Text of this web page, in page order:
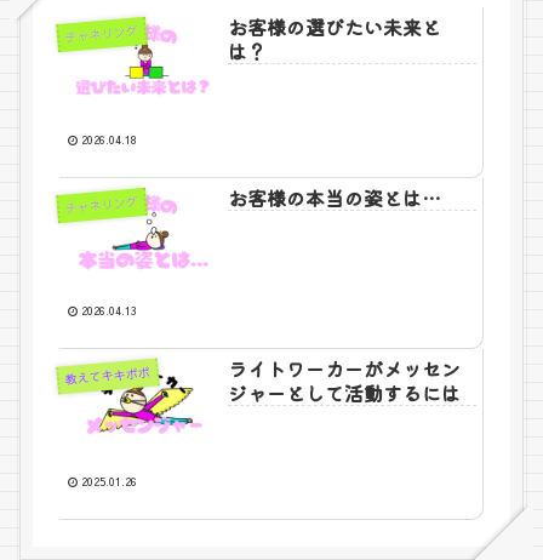
チャネリング
お客様の選びたい未来と
は？
2026.04.18
チャネリング お客様の本当の姿とは…
2026.04.13
教えてキキポポ
ライトワーカーがメッセン
ジャーとして活動するには
2025.01.26